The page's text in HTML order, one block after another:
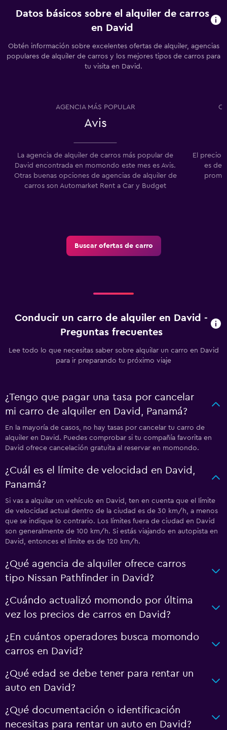
Datos básicos sobre el alquiler de carros
en David
Obtén información sobre excelentes ofertas de alquiler, agencias
populares de alquiler de carros y los mejores tipos de carros para
tu visita en David.
AGENCIA MÁS POPULAR
Avis
La agencia de alquiler de carros más popular de
David encontrada en momondo este mes es Avis.
Otras buenas opciones de agencias de alquiler de
carros son Automarket Rent a Car y Budget
El precio
es de
Buscar ofertas de carro
Conducir un carro de alquiler en David -
Preguntas frecuentes
Lee todo lo que necesitas saber sobre alquilar un carro en David
para ir preparando tu próximo viaje
¿Tengo que pagar una tasa por cancelar
mi carro de alquiler en David, Panamá?
En la mayoría de casos, no hay tasas por cancelar tu carro de
alquiler en David. Puedes comprobar si tu compañía favorita en
David ofrece cancelación gratuita al reservar en momondo.
¿Cuál es el límite de velocidad en David,
Panamá?
Si vas a alquilar un vehículo en David, ten en cuenta que el límite
de velocidad actual dentro de la ciudad es de 30 km/h, a menos
que se indique lo contrario. Los límites fuera de ciudad en David
son generalmente de 100 km/h. Si estás viajando en autopista en
David, entonces el límite es de 120 km/h.
¿Qué agencia de alquiler ofrece carros
tipo Nissan Pathfinder in David?
¿Cuándo actualizó momondo por última
vez los precios de carros en David?
¿En cuántos operadores busca momondo
carros en David?
¿Qué edad se debe tener para rentar un
auto en David?
¿Qué documentación o identificación
necesitas para rentar un auto en David?